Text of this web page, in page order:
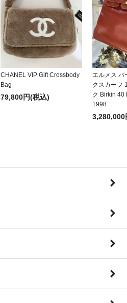
CHANEL VIP Gift Crossbody
Bag
79,800円(税込)
エルメス バ
クスカーフ
ク Birkin 40
1998
3,280,000